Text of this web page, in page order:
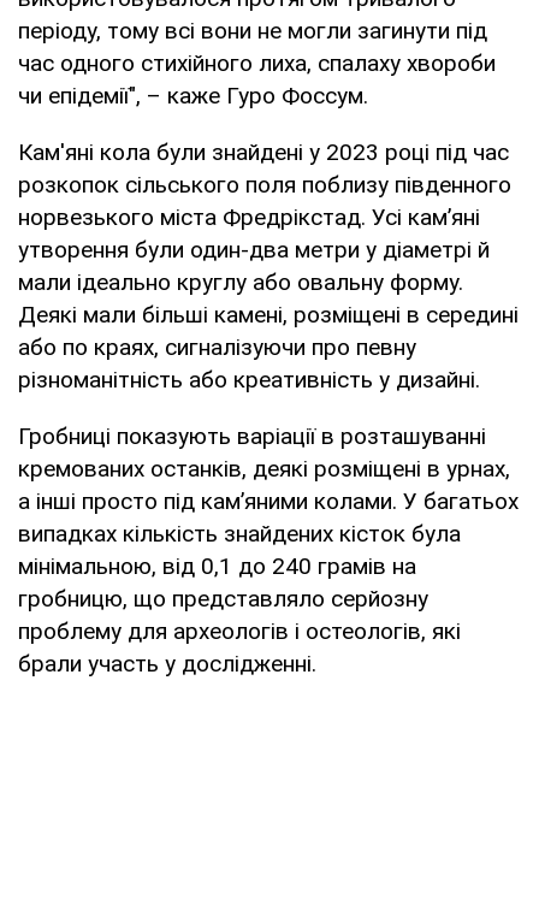
періоду, тому всі вони не могли загинути під
час одного стихійного лиха, спалаху хвороби
чи епідемії", – каже Гуро Фоссум.
Кам'яні кола були знайдені у 2023 році під час
розкопок сільського поля поблизу південного
норвезького міста Фредрікстад. Усі кам’яні
утворення були один-два метри у діаметрі й
мали ідеально круглу або овальну форму.
Деякі мали більші камені, розміщені в середині
або по краях, сигналізуючи про певну
різноманітність або креативність у дизайні.
Гробниці показують варіації в розташуванні
кремованих останків, деякі розміщені в урнах,
а інші просто під кам’яними колами. У багатьох
випадках кількість знайдених кісток була
мінімальною, від 0,1 до 240 грамів на
гробницю, що представляло серйозну
проблему для археологів і остеологів, які
брали участь у дослідженні.